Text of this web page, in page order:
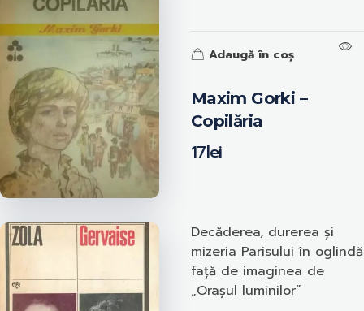
Maxim Gorki –
Copilăria
17lei
Adaugă în coș
Decăderea, durerea și
mizeria Parisului în oglindă
față de imaginea de
„Orașul luminilor”